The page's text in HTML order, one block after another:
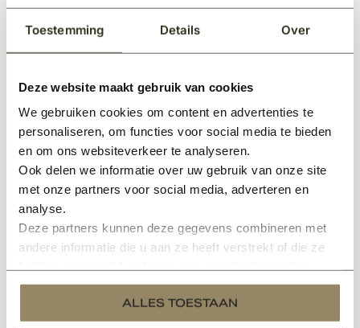
Toestemming Details Over
Deze website maakt gebruik van cookies
We gebruiken cookies om content en advertenties te
personaliseren, om functies voor social media te bieden
en om ons websiteverkeer te analyseren.
Ook delen we informatie over uw gebruik van onze site
met onze partners voor social media, adverteren en
analyse.
Deze partners kunnen deze gegevens combineren met
andere informatie die u aan ze heeft verstrekt of die ze
services.
ALLES TOESTAAN
hardsteen uniek zijn.
Bevestiging: standaard geleverd met schroeven en
afstand-houders
Toevoegingen beschikbaar in de letters A, B en C.
Per huisnummer toevoeging te bestellen
Gerelateerde producten